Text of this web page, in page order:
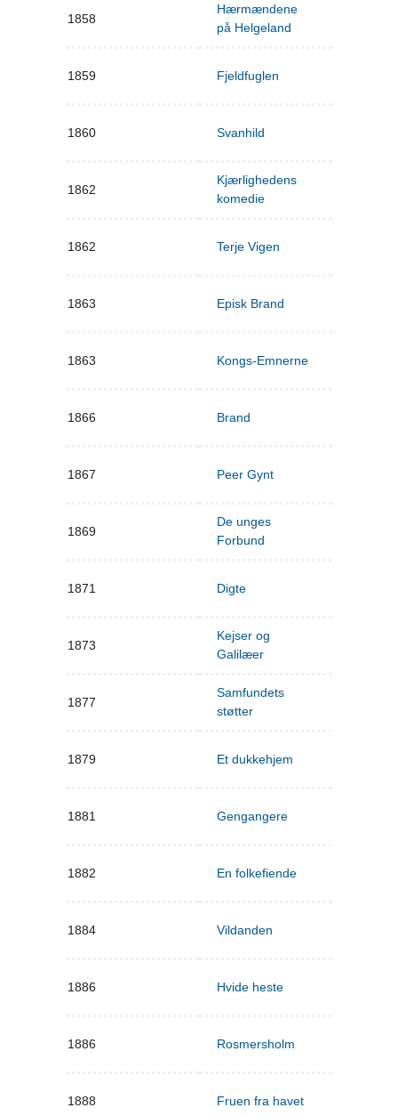
1858
Hærmændene
på Helgeland
1859 Fjeldfuglen
1860 Svanhild
1862
Kjærlighedens
komedie
1862 Terje Vigen
1863 Episk Brand
1863 Kongs-Emnerne
1866 Brand
1867 Peer Gynt
1869
De unges
Forbund
1871 Digte
1873
Kejser og
Galilæer
1877
Samfundets
støtter
1879 Et dukkehjem
1881 Gengangere
1882 En folkefiende
1884 Vildanden
1886 Hvide heste
1886 Rosmersholm
1888 Fruen fra havet